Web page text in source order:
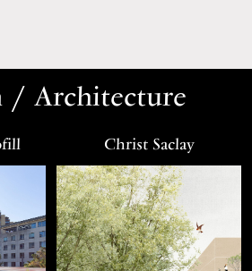
/ Architecture
Christ Saclay